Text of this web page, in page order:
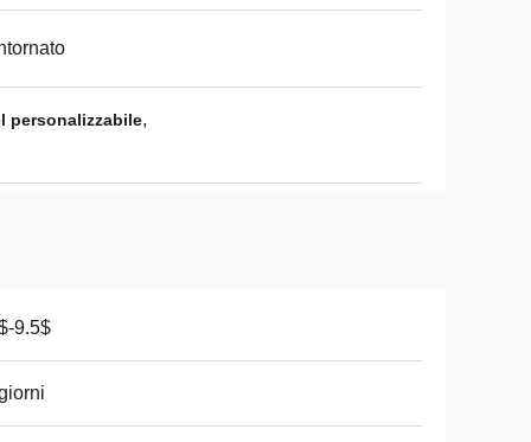
personalizzabile,
9.5$